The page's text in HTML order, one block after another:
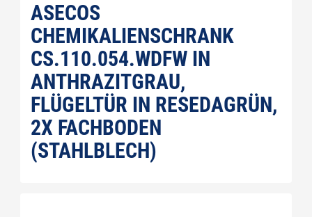
ASECOS
CHEMIKALIENSCHRANK
CS.110.054.WDFW IN
ANTHRAZITGRAU,
FLÜGELTÜR IN RESEDAGRÜN,
2X FACHBODEN
(STAHLBLECH)